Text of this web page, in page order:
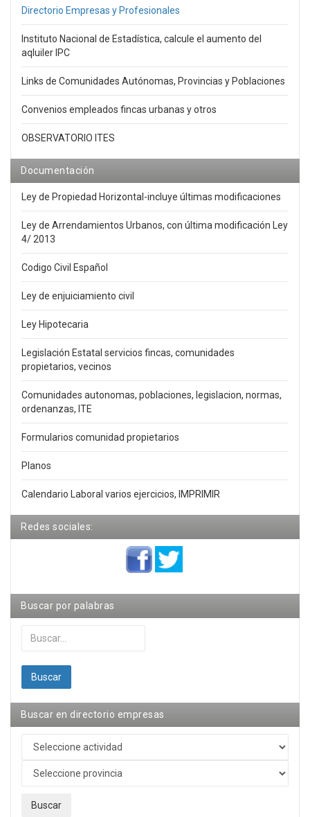
Directorio Empresas y Profesionales
Instituto Nacional de Estadística, calcule el aumento del
aqluiler IPC
Links de Comunidades Autónomas, Provincias y Poblaciones
Convenios empleados fincas urbanas y otros
OBSERVATORIO ITES
Documentación
Ley de Propiedad Horizontal-incluye últimas modificaciones
Ley de Arrendamientos Urbanos, con última modificación Ley
4/ 2013
Codigo Civil Español
Ley de enjuiciamiento civil
Ley Hipotecaria
Legislación Estatal servicios fincas, comunidades
propietarios, vecinos
Comunidades autonomas, poblaciones, legislacion, normas,
ordenanzas, ITE
Formularios comunidad propietarios
Planos
Calendario Laboral varios ejercicios, IMPRIMIR
Redes sociales:
Buscar por palabras
Buscar...
Buscar
Buscar en directorio empresas
Buscar